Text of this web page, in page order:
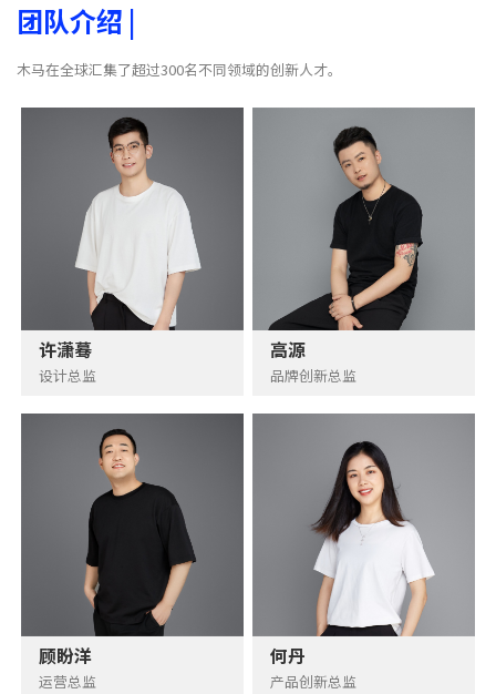
团队介绍 |
木马在全球汇集了超过300名不同领域的创新人才。
许潇蓦
设计总监
高源
品牌创新总监
顾盼洋
运营总监
何丹
产品创新总监